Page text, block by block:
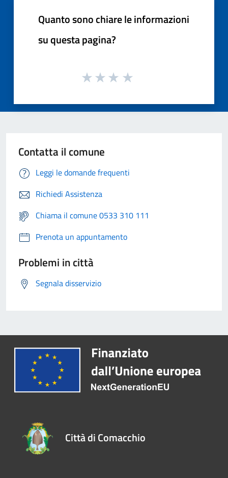
Quanto sono chiare le informazioni
su questa pagina?
Contatta il comune
Leggi le domande frequenti
Richiedi Assistenza
Chiama il comune 0533 310 111
Prenota un appuntamento
Problemi in città
Segnala disservizio
Città di Comacchio